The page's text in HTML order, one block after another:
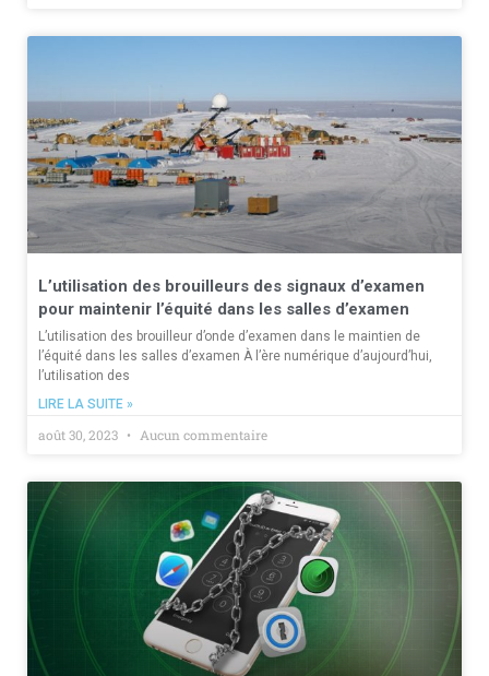
L’utilisation des brouilleurs des signaux d’examen
pour maintenir l’équité dans les salles d’examen
L’utilisation des brouilleur d’onde d’examen dans le maintien de
l’équité dans les salles d’examen À l’ère numérique d’aujourd’hui,
l’utilisation des
LIRE LA SUITE »
août 30, 2023 Aucun commentaire